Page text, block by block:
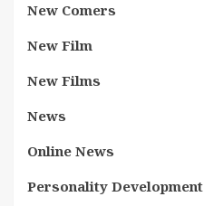
New Comers
New Film
New Films
News
Online News
Personality Development